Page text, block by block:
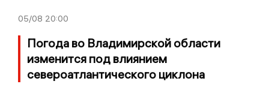
05/08 20:00
Погода во Владимирской области
изменится под влиянием
североатлантического циклона